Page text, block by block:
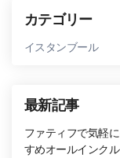
カテゴリー
イスタンブール
最新記事
ファティフで気軽
すめオールインク